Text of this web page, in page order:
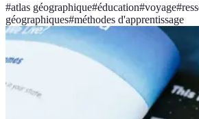
#atlas géographique#éducation#voyage#
géographiques#méthodes d'apprentissage